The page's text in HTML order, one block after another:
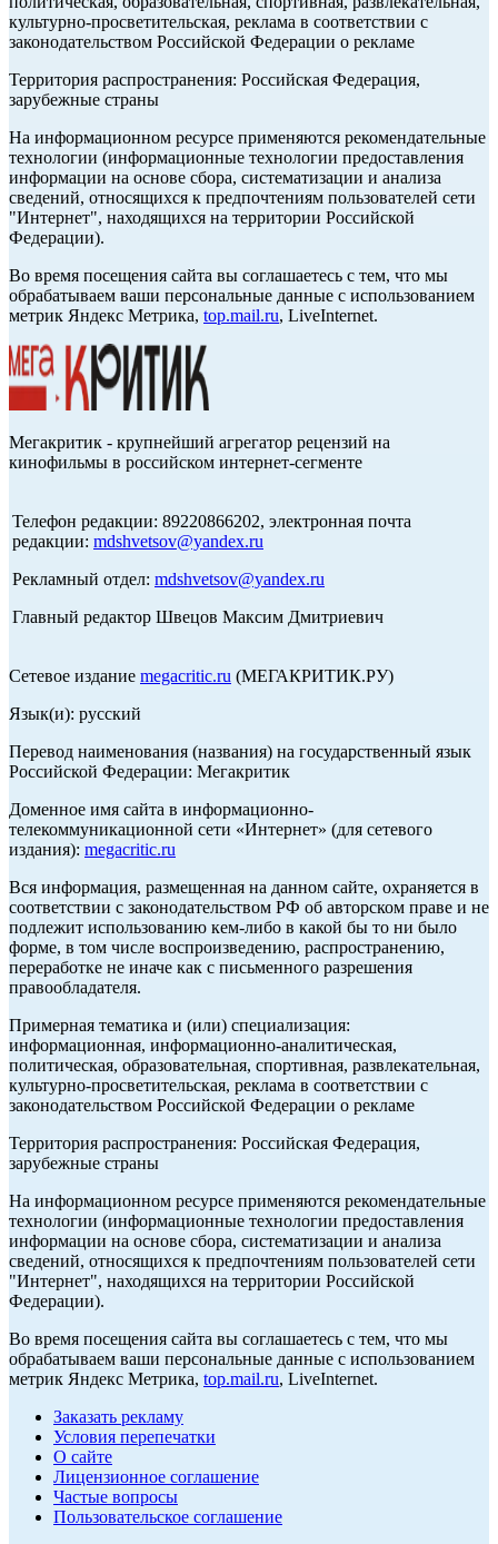
культурно-просветительская, реклама в соответствии с
законодательством Российской Федерации о рекламе
Территория распространения: Российская Федерация,
зарубежные страны
На информационном ресурсе применяются рекомендательные
технологии (информационные технологии предоставления
информации на основе сбора, систематизации и анализа
сведений, относящихся к предпочтениям пользователей сети
"Интернет", находящихся на территории Российской
Федерации).
Во время посещения сайта вы соглашаетесь с тем, что мы
обрабатываем ваши персональные данные с использованием
метрик Яндекс Метрика, top.mail.ru, LiveInternet.
Мегакритик - крупнейший агрегатор рецензий на
кинофильмы в российском интернет-сегменте
Телефон редакции: 89220866202, электронная почта
редакции: mdshvetsov@yandex.ru
Рекламный отдел: mdshvetsov@yandex.ru
Главный редактор Швецов Максим Дмитриевич
Сетевое издание megacritic.ru (МЕГАКРИТИК.РУ)
Язык(и): русский
Перевод наименования (названия) на государственный язык
Российской Федерации: Мегакритик
Доменное имя сайта в информационно-
телекоммуникационной сети «Интернет» (для сетевого
издания): megacritic.ru
Вся информация, размещенная на данном сайте, охраняется в
соответствии с законодательством РФ об авторском праве и не
подлежит использованию кем-либо в какой бы то ни было
форме, в том числе воспроизведению, распространению,
переработке не иначе как с письменного разрешения
правообладателя.
Примерная тематика и (или) специализация:
информационная, информационно-аналитическая,
политическая, образовательная, спортивная, развлекательная,
культурно-просветительская, реклама в соответствии с
законодательством Российской Федерации о рекламе
Территория распространения: Российская Федерация,
зарубежные страны
На информационном ресурсе применяются рекомендательные
технологии (информационные технологии предоставления
информации на основе сбора, систематизации и анализа
сведений, относящихся к предпочтениям пользователей сети
"Интернет", находящихся на территории Российской
Федерации).
Во время посещения сайта вы соглашаетесь с тем, что мы
обрабатываем ваши персональные данные с использованием
метрик Яндекс Метрика, top.mail.ru, LiveInternet.
Заказать рекламу
Условия перепечатки
О сайте
Лицензионное соглашение
Частые вопросы
Пользовательское соглашение